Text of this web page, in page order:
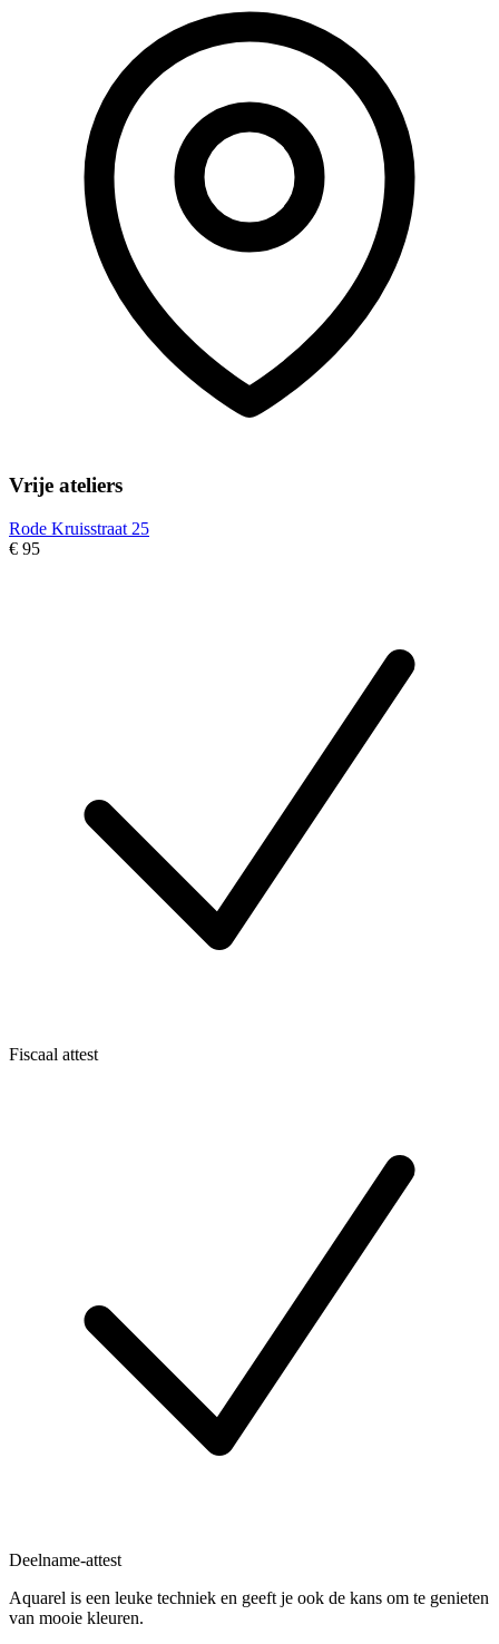
Vrije ateliers
Rode Kruisstraat 25
€ 95
Fiscaal attest
Deelname-attest
Aquarel is een leuke techniek en geeft je ook de kans om te genieten
van mooie kleuren.